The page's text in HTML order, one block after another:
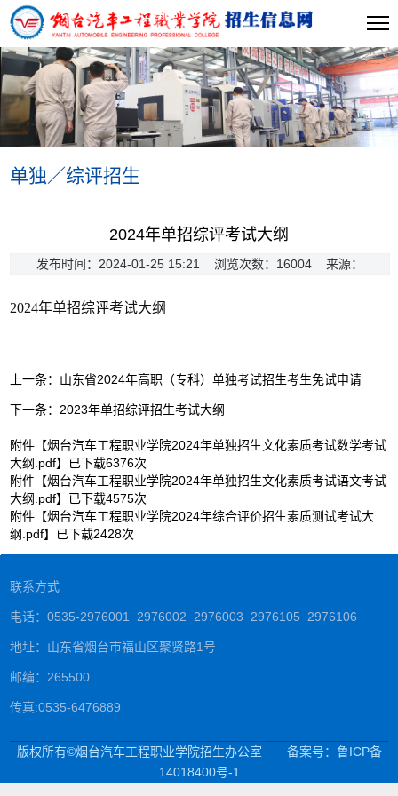
单独／综评招生
单独／综评招生>> 正文
2024年单招综评考试大纲
发布时间：2024-01-25 15:21 浏览次数： 16004 来源：
2024年单招综评考试大纲
上一条： 山东省2024年高职（专科）单独考试招生考生免试申请
下一条： 2023年单招综评招生考试大纲
附件【烟台汽车工程职业学院2024年单独招生文化素质考试数学考试
大纲.pdf】已下载6376次
附件【烟台汽车工程职业学院2024年单独招生文化素质考试语文考试
大纲.pdf】已下载4575次
附件【烟台汽车工程职业学院2024年综合评价招生素质测试考试大
纲.pdf】已下载2428次
联系方式
电话：0535-2976001 2976002 2976003 2976105 2976106
地址：山东省烟台市福山区聚贤路1号
邮编：265500
传真:0535-6476889
版权所有©烟台汽车工程职业学院招生办公室 备案号：鲁ICP备
14018400号-1